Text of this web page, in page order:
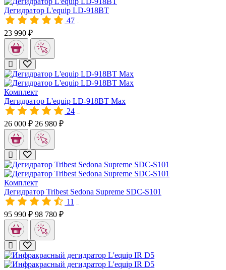
Устройство оснащено термостатом, который измеряет
Заказывайте дегидратор Lequip D-Cube Max LD-9013M для
Дегидратор L'equip LD-918BT
47
23 990 ₽
Комплект
Дегидратор L'equip LD-918BT Max
24
26 000 ₽ 26 980 ₽
Комплект
Дегидратор Tribest Sedona Supreme SDC-S101
11
95 990 ₽ 98 780 ₽